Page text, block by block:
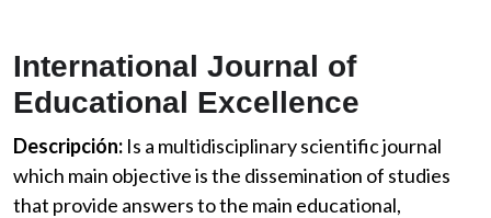
International Journal of
Educational Excellence
Descripción: Is a multidisciplinary scientific journal
which main objective is the dissemination of studies
that provide answers to the main educational,